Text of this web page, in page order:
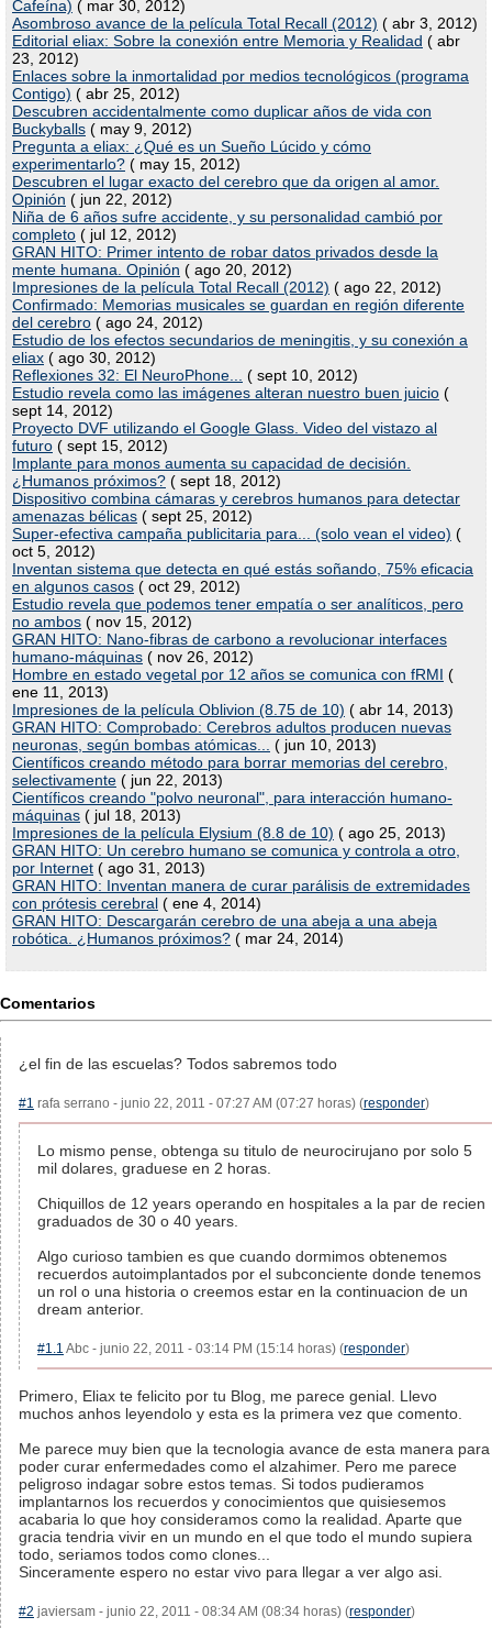
Cafeína) ( mar 30, 2012)
Asombroso avance de la película Total Recall (2012) ( abr 3, 2012)
Editorial eliax: Sobre la conexión entre Memoria y Realidad ( abr
23, 2012)
Enlaces sobre la inmortalidad por medios tecnológicos (programa
Contigo) ( abr 25, 2012)
Descubren accidentalmente como duplicar años de vida con
Buckyballs ( may 9, 2012)
Pregunta a eliax: ¿Qué es un Sueño Lúcido y cómo
experimentarlo? ( may 15, 2012)
Descubren el lugar exacto del cerebro que da origen al amor.
Opinión ( jun 22, 2012)
Niña de 6 años sufre accidente, y su personalidad cambió por
completo ( jul 12, 2012)
GRAN HITO: Primer intento de robar datos privados desde la
mente humana. Opinión ( ago 20, 2012)
Impresiones de la película Total Recall (2012) ( ago 22, 2012)
Confirmado: Memorias musicales se guardan en región diferente
del cerebro ( ago 24, 2012)
Estudio de los efectos secundarios de meningitis, y su conexión a
eliax ( ago 30, 2012)
Reflexiones 32: El NeuroPhone...
( sept 10, 2012)
Estudio revela como las imágenes alteran nuestro buen juicio (
sept 14, 2012)
Proyecto DVF utilizando el Google Glass. Video del vistazo al
futuro ( sept 15, 2012)
Implante para monos aumenta su capacidad de decisión.
¿Humanos próximos? ( sept 18, 2012)
Dispositivo combina cámaras y cerebros humanos para detectar
amenazas bélicas ( sept 25, 2012)
Super-efectiva campaña publicitaria para... (solo vean el video) (
oct 5, 2012)
Inventan sistema que detecta en qué estás soñando, 75% eficacia
en algunos casos ( oct 29, 2012)
Estudio revela que podemos tener empatía o ser analíticos, pero
no ambos ( nov 15, 2012)
GRAN HITO: Nano-fibras de carbono a revolucionar interfaces
humano-máquinas ( nov 26, 2012)
Hombre en estado vegetal por 12 años se comunica con fRMI (
ene 11, 2013)
Impresiones de la película Oblivion (8.75 de 10) ( abr 14, 2013)
GRAN HITO: Comprobado: Cerebros adultos producen nuevas
neuronas, según bombas atómicas...
( jun 10, 2013)
Científicos creando método para borrar memorias del cerebro,
selectivamente ( jun 22, 2013)
Científicos creando "polvo neuronal", para interacción humano-
máquinas ( jul 18, 2013)
Impresiones de la película Elysium (8.8 de 10) ( ago 25, 2013)
GRAN HITO: Un cerebro humano se comunica y controla a otro,
por Internet ( ago 31, 2013)
GRAN HITO: Inventan manera de curar parálisis de extremidades
con prótesis cerebral ( ene 4, 2014)
GRAN HITO: Descargarán cerebro de una abeja a una abeja
robótica. ¿Humanos próximos? ( mar 24, 2014)
Comentarios
¿el fin de las escuelas? Todos sabremos todo
#1 rafa serrano - junio 22, 2011 - 07:27 AM (07:27 horas) (responder)
Lo mismo pense, obtenga su titulo de neurocirujano por solo 5
mil dolares, graduese en 2 horas.
Chiquillos de 12 years operando en hospitales a la par de recien
graduados de 30 o 40 years.
Algo curioso tambien es que cuando dormimos obtenemos
recuerdos autoimplantados por el subconciente donde tenemos
un rol o una historia o creemos estar en la continuacion de un
dream anterior.
#1.1 Abc - junio 22, 2011 - 03:14 PM (15:14 horas) (responder)
Primero, Eliax te felicito por tu Blog, me parece genial. Llevo
muchos anhos leyendolo y esta es la primera vez que comento.
Me parece muy bien que la tecnologia avance de esta manera para
poder curar enfermedades como el alzahimer. Pero me parece
peligroso indagar sobre estos temas. Si todos pudieramos
implantarnos los recuerdos y conocimientos que quisiesemos
acabaria lo que hoy consideramos como la realidad. Aparte que
gracia tendria vivir en un mundo en el que todo el mundo supiera
todo, seriamos todos como clones...
Sinceramente espero no estar vivo para llegar a ver algo asi.
#2 javiersam - junio 22, 2011 - 08:34 AM (08:34 horas) (responder)